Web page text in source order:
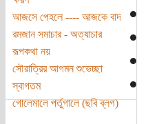
আজসে পেহলে ---- আজকে বাদ
রমজান সমাচার - অত্যাচার
রূপকথা নয়
সৌরাত্রির আগমন শুভেচ্ছা
স্বাগতম
গোলেমালে পর্তুগালে (ছবি ব্লগ)